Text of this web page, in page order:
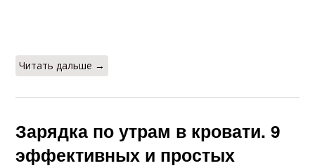
Читать дальше →
Зарядка по утрам в кровати. 9
эффективных и простых